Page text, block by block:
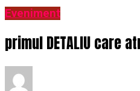
Eveniment
primul DETALIU care